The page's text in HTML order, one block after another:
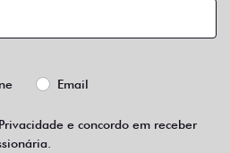
Email
e concordo em receber